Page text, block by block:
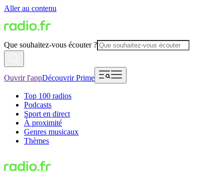
Aller au contenu
Que souhaitez-vous écouter ?
Ouvrir l'appDécouvrir Prime
Top 100 radios
Podcasts
Sport en direct
À proximité
Genres musicaux
Thèmes